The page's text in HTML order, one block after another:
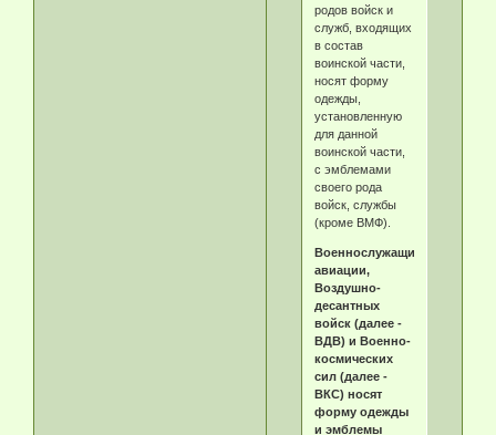
родов войск и
служб, входящих
в состав
воинской части,
носят форму
одежды,
установленную
для данной
воинской части,
с эмблемами
своего рода
войск, службы
(кроме ВМФ).
Военнослужащие
авиации,
Воздушно-
десантных
войск (далее -
ВДВ) и Военно-
космических
сил (далее -
ВКС) носят
форму одежды
и эмблемы